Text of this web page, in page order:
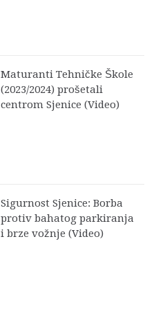
Maturanti Tehničke Škole
(2023/2024) prošetali
centrom Sjenice (Video)
Sigurnost Sjenice: Borba
protiv bahatog parkiranja
i brze vožnje (Video)